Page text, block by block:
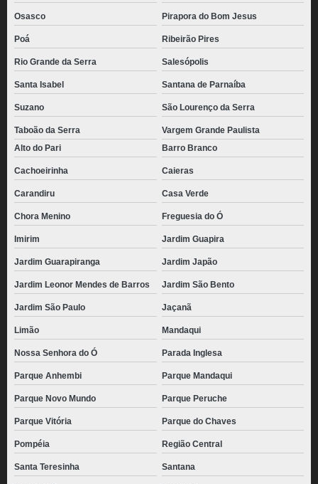
Osasco Pirapora do Bom Jesus
Poá Ribeirão Pires
Rio Grande da Serra Salesópolis
Santa Isabel Santana de Parnaíba
Suzano São Lourenço da Serra
Taboão da Serra
Vargem Grande Paulista
Alto do Pari
Barro Branco
Cachoeirinha Caieras
Carandiru Casa Verde
Chora Menino Freguesia do Ó
Imirim Jardim Guapira
Jardim Guarapiranga Jardim Japão
Jardim Leonor Mendes de Barros Jardim São Bento
Jardim São Paulo Jaçanã
Limão Mandaqui
Nossa Senhora do Ó Parada Inglesa
Parque Anhembi Parque Mandaqui
Parque Novo Mundo Parque Peruche
Parque Vitória Parque do Chaves
Pompéia Região Central
Santa Teresinha Santana